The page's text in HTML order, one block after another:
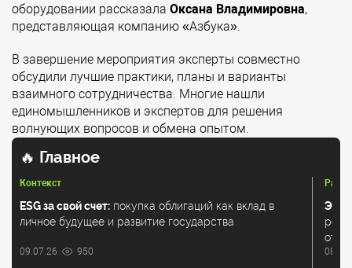
оборудовании рассказала Оксана Владимировна,
представляющая компанию «Азбука».
В завершение мероприятия эксперты совместно
обсудили лучшие практики, планы и варианты
взаимного сотрудничества. Многие нашли
единомышленников и экспертов для решения
волнующих вопросов и обмена опытом.
🔥 Главное
Контекст
ESG за свой счет: покупка облигаций как вклад в
личное будущее и развитие государства
09.07.26 950